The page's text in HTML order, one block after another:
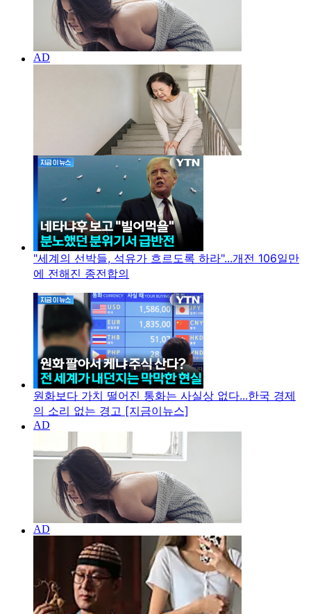
"세계의 선박들, 석유가 흐르도록 하라"...개전 106일만
에 전해진 종전합의
원화보다 가치 떨어진 통화는 사실상 없다...한국 경제
의 소리 없는 경고 [지금이뉴스]